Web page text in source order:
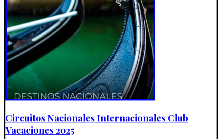
Circuitos Nacionales Internacionales Club
Vacaciones 2025